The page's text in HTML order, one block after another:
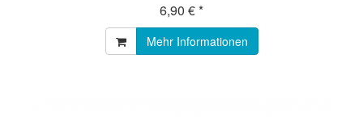
6,90 € *
Mehr Informationen